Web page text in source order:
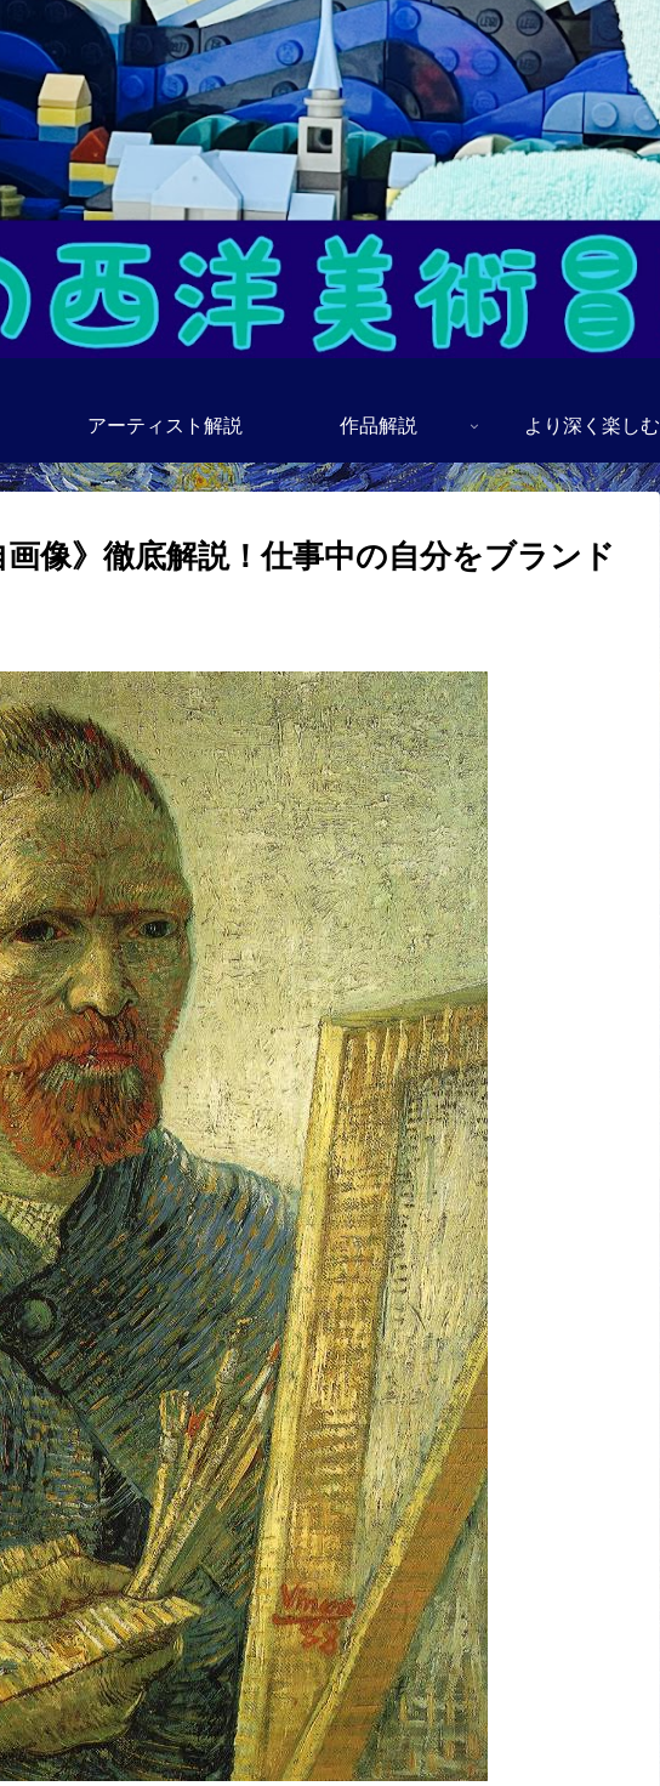
アーティスト解説 作品解説 より深く楽しむ
像》徹底解説！仕事中の自分をブランド